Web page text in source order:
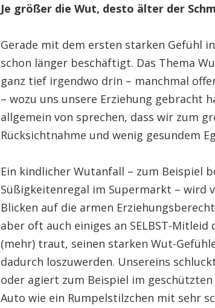
Je größer die Wut, desto älter der
Gerade mit dem ersten starken Gefühl
schon länger beschäftigt. Das Thema
ganz tief irgendwo drin – manchmal
– wozu uns unsere Erziehung gebracht
allgemein von sprechen, dass wir zum
Rücksichtnahme und wenig gesundem
Ein kindlicher Wutanfall – zum Beispiel
Süßigkeitenregal im Supermarkt – wird
Blicken auf die armen
aber oft auch einiges an SELBST-
(mehr) traut, seinen starken Wut-
dadurch loszuwerden. Unsereins
oder agiert zum Beispiel im
Auto wie ein Rumpelstilzchen mit sehr